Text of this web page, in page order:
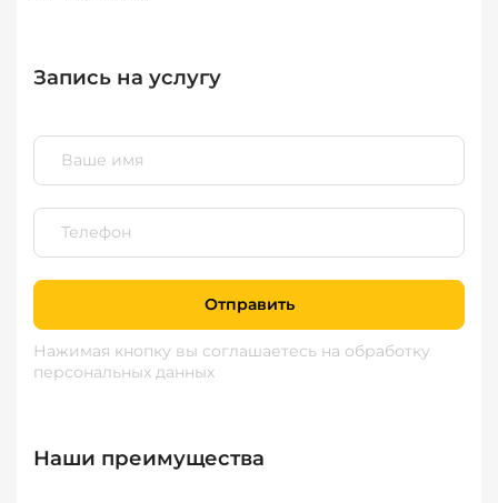
Запись на услугу
Отправить
Нажимая кнопку вы соглашаетесь на обработку
персональных данных
Наши преимущества